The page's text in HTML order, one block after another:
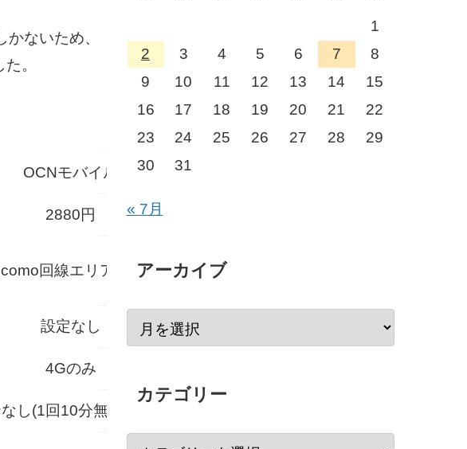
ないため、
。
OCNモバイル
2880円
回線エリア:10GB
設定なし
4Gのみ
し(1回10分無料は850円)
1
2
3 4 5 6 7
8
9
10 11 12 13 14
15
16
17 18 19 20 21
22
23
24 25 26 27 28
29
30
31
« 7月
アーカイブ
カテゴリー